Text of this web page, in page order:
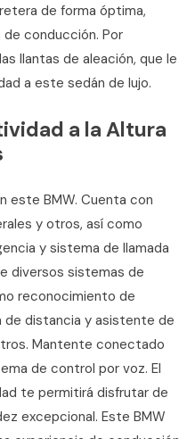
de forma óptima,
conducción. Por
llantas de aleación, que le
a este sedán de lujo.
a la Altura
este BMW. Cuenta con
y otros, así como
y sistema de llamada
diversos sistemas de
reconocimiento de
distancia y asistente de
Mantente conectado
de control por voz. El
te permitirá disfrutar de
excepcional. Este BMW